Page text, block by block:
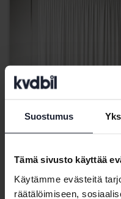
Suostumus
Tämä sivusto käyttää
Käytämme evästeitä
räätälöimiseen,
Nissan